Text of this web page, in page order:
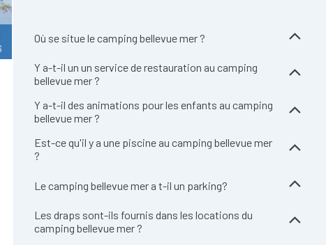
Où se situe le camping bellevue mer ?
Y a-t-il un un service de restauration au camping
bellevue mer ?
Y a-t-il des animations pour les enfants au camping
bellevue mer ?
Est-ce qu'il y a une piscine au camping bellevue mer
?
Le camping bellevue mer a t-il un parking?
Les draps sont-ils fournis dans les locations du
camping bellevue mer ?